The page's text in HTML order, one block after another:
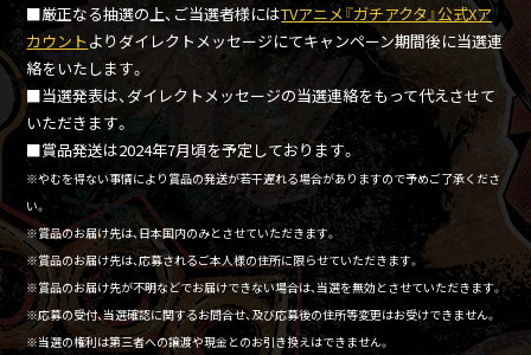
■厳正なる抽選の上、ご当選者様にはTVアニメ『ガチアクタ』公式Xア
カウント よりダイレクトメッセージにてキャンペーン期間後に当選連
絡をいたします。
■当選発表は、ダイレクトメッセージの当選連絡をもって代えさせて
いただきます。
■賞品発送は2024年7月頃を予定しております。
※やむを得ない事情により賞品の発送が若干遅れる場合がありますので予めご了承くださ
い。
※賞品のお届け先は、日本国内のみとさせていただきます。
※賞品のお届け先は、応募されるご本人様の住所に限らせていただきます。
※賞品のお届け先が不明などでお届けできない場合は、当選を無効とさせていただきます。
※応募の受付、当選確認に関するお問合せ、及び応募後の住所等変更はお受けできません。
※当選の権利は第三者への譲渡や現金とのお引き換えはできません。